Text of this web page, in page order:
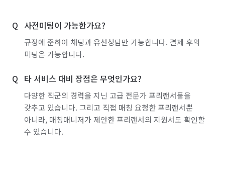
사전미팅이 가능한가요?
규정에 준하여 채팅과 유선상담만 가능합니다. 결제 후의
미팅은 가능합니다.
타 서비스 대비 장점은 무엇인가요?
다양한 직군의 경력을 지닌 고급 전문가 프리랜서풀을
갖추고 있습니다. 그리고 직접 매칭 요청한 프리랜서뿐
아니라, 매칭매니저가 제안한 프리랜서의 지원서도 확인할
수 있습니다.